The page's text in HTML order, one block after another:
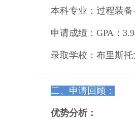
本科专业：过程装
申请成绩：GPA：
录取学校：布里斯
二、申请回顾：
优势分析：